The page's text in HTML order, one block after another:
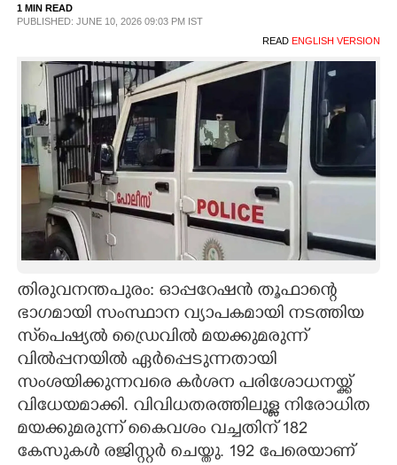
LIFESTYLE
SPIRITUAL
INFO+
ART
ASTRO
CARTOONS
LITERATURE
ZOOM
CONTACT US
1 MIN READ
PUBLISHED: JUNE 10, 2026 09:03 PM IST
READ ENGLISH VERSION
തിരുവനന്തപുരം: ഓപ്പറേഷൻ തൂഫാന്റെ
ഭാഗമായി സംസ്ഥാന വ്യാപകമായി നടത്തിയ
സ്‌പെഷ്യൽ ഡ്രൈവിൽ മയക്കുമരുന്ന്
വിൽപ്പനയിൽ ഏർപ്പെടുന്നതായി
സംശയിക്കുന്നവരെ കർശന പരിശോധനയ്ക്ക്
വിധേയമാക്കി. വിവിധതരത്തിലുള്ള നിരോധിത
മയക്കുമരുന്ന് കൈവശം വച്ചതിന് 182
കേസുകൾ രജിസ്റ്റർ ചെയ്തു. 192 പേരെയാണ്